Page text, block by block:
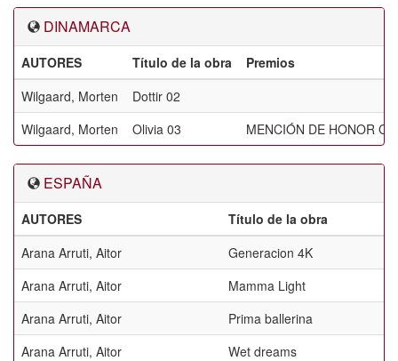
DINAMARCA
AUTORES Título de la obra
Premios
Wilgaard, Morten
Dottir 02
Wilgaard, Morten
Olivia 03 MENCIÓN DE HONOR
ESPAÑA
AUTORES
Título de la obra
Arana Arruti, Aitor
Generacion 4K
Arana Arruti, Aitor
Mamma Light
Arana Arruti, Aitor
Prima ballerina
Arana Arruti, Aitor
Wet dreams